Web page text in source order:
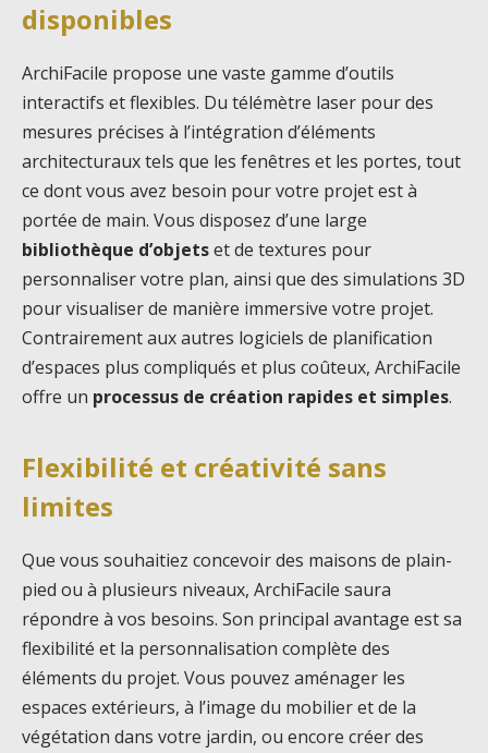
disponibles
ArchiFacile propose une vaste gamme d’outils
interactifs et flexibles. Du télémètre laser pour des
mesures précises à l’intégration d’éléments
architecturaux tels que les fenêtres et les portes, tout
ce dont vous avez besoin pour votre projet est à
portée de main. Vous disposez d’une large
bibliothèque d’objetset de textures pour
personnaliser votre plan, ainsi que des simulations 3D
pour visualiser de manière immersive votre projet.
Contrairement aux autres logiciels de planification
d’espaces plus compliqués et plus coûteux, ArchiFacile
offre un processus de création rapides et simples.
Flexibilité et créativité sans
limites
Que vous souhaitiez concevoir des maisons de plain-
pied ou à plusieurs niveaux, ArchiFacile saura
répondre à vos besoins. Son principal avantage est sa
flexibilité et la personnalisation complète des
éléments du projet. Vous pouvez aménager les
espaces extérieurs, à l’image du mobilier et de la
végétation dans votre jardin, ou encore créer des